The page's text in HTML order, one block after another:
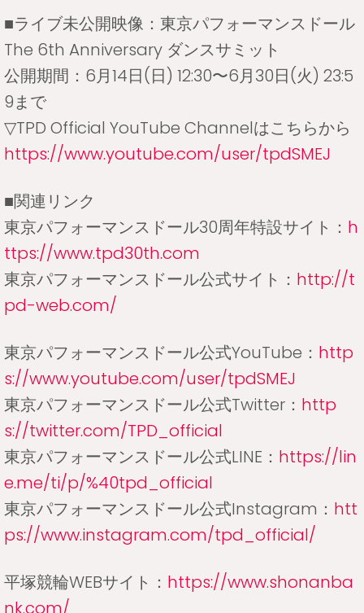
■ライブ未公開映像：東京パフォーマンスドール
The 6th Anniversary ダンスサミット
公開期間：6月14日(日) 12:30〜6月30日(火) 23:5
9まで
▽TPD Official YouTube Channelはこちらから
https://www.youtube.com/user/tpdSMEJ
■関連リンク
東京パフォーマンスドール30周年特設サイト： h
ttps://www.tpd30th.com
東京パフォーマンスドール公式サイト： http://t
pd-web.com/
東京パフォーマンスドール公式YouTube： http
s://www.youtube.com/user/tpdSMEJ
東京パフォーマンスドール公式Twitter： http
s://twitter.com/TPD_official
東京パフォーマンスドール公式LINE： https://lin
e.me/ti/p/%40tpd_official
東京パフォーマンスドール公式Instagram： htt
ps://www.instagram.com/tpd_official/
平塚競輪WEBサイト： https://www.shonanba
nk.com/